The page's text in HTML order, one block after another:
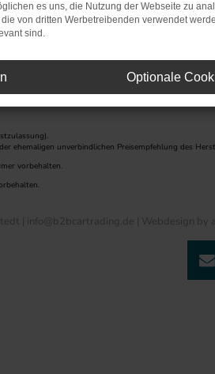
ehemaligen unverbindlichen Preisempfehlung des
vorbehalten.
| info@b2bcartrading.de | Webdesign by
es uns, die Nutzung der Webseite zu
von dritten Werbetreibenden verwendet
sind.
Optionale